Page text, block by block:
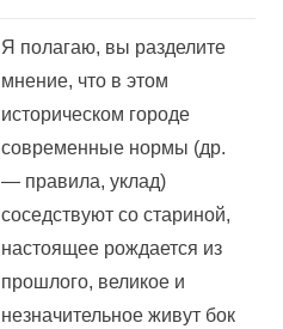
Я полагаю, вы разделите
мнение, что в этом
историческом городе
современные нормы (др.
— правила, уклад)
соседствуют со стариной,
настоящее рождается из
прошлого, великое и
незначительное живут бок